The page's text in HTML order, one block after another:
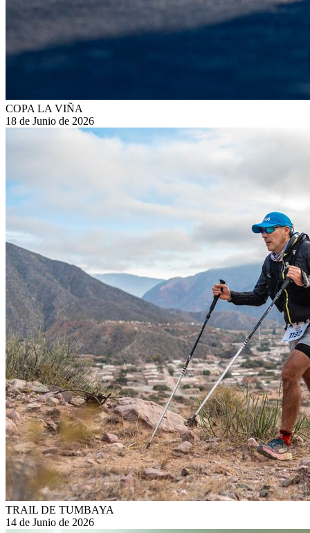
COPA LA VIÑA
18 de Junio de 2026
TRAIL DE TUMBAYA
14 de Junio de 2026